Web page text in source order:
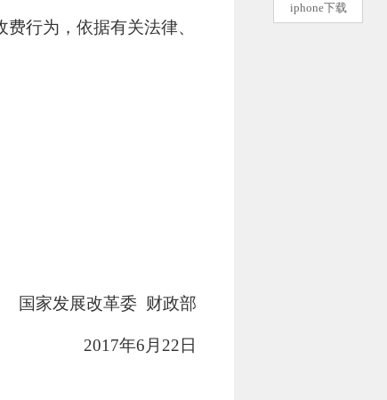
iphone下载
行为，依据有关法律、
国家发展改革委 财政部
2017年6 月 22 日